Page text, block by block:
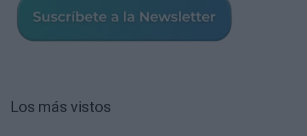
Los más vistos